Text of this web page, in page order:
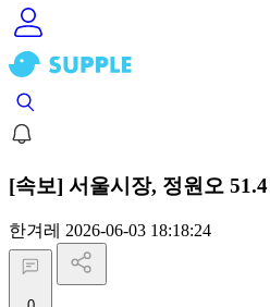
[속보] 서울시장, 정원오
한겨레 2026-06-03 18:18:24